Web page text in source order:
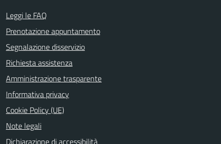
Leggi le FAQ
Prenotazione appuntamento
Segnalazione disservizio
Richiesta assistenza
Amministrazione trasparente
Informativa privacy
Cookie Policy (UE)
Note legali
Dichiarazione di accessibilità